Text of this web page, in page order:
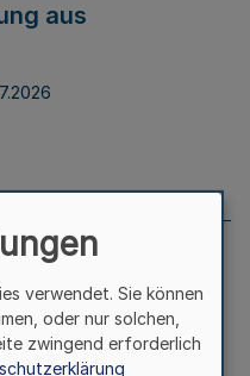
aus
204 vom
verwendet. Sie können
oder nur solchen,
zwingend erforderlich